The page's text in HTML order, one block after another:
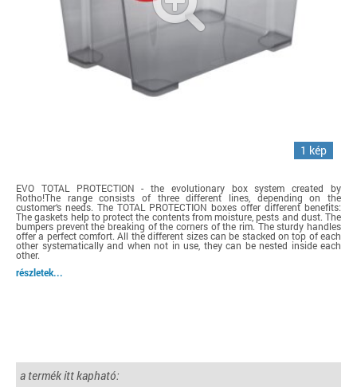
1 kép
EVO TOTAL PROTECTION - the evolutionary box system created by
Rotho!The range consists of three different lines, depending on the
customer‘s needs. The TOTAL PROTECTION boxes offer different benefits:
The gaskets help to protect the contents from moisture, pests and dust. The
bumpers prevent the breaking of the corners of the rim. The sturdy handles
offer a perfect comfort. All the different sizes can be stacked on top of each
other systematically and when not in use, they can be nested inside each
other.
részletek...
a termék itt kapható: